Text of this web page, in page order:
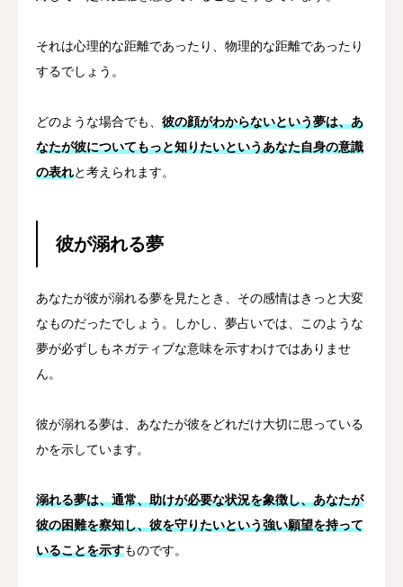
それは心理的な距離であったり、物理的な距離であったり
するでしょう。
どのような場合でも、 彼の顔がわからないという夢は、あ
なたが彼についてもっと知りたいというあなた自身の意識
の表れと考えられます。
彼が溺れる夢
あなたが彼が溺れる夢を見たとき、その感情はきっと大変
なものだったでしょう。しかし、夢占いでは、このような
夢が必ずしもネガティブな意味を示すわけではありませ
ん。
彼が溺れる夢は、あなたが彼をどれだけ大切に思っている
かを示しています。
溺れる夢は、通常、助けが必要な状況を象徴し、あなたが
彼の困難を察知し、彼を守りたいという強い願望を持って
いることを示すものです。